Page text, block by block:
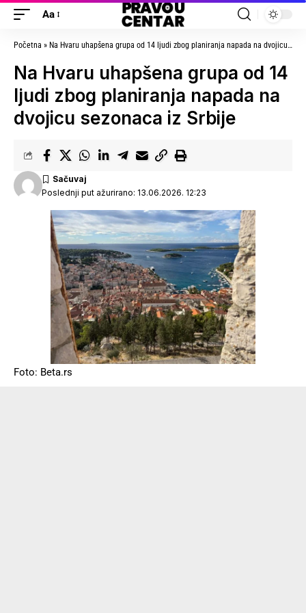
Aa
Početna » Na Hvaru uhapšena grupa od 14 ljudi zbog planiranja napada na dvojicu sezonaca iz Srbije
Na Hvaru uhapšena grupa od 14
ljudi zbog planiranja napada na
dvojicu sezonaca iz Srbije
Poslednji put ažurirano: 13.06.2026. 12:23
Foto: Beta.rs